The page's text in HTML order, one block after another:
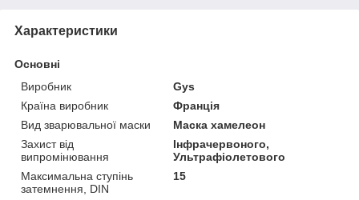
Характеристики
Основні
Виробник
Gys
Країна виробник
Франція
Вид зварювальної маски
Маска хамелеон
Захист від
випромінювання
Інфрачервоного,
Ультрафіолетового
Максимальна ступінь
затемнення, DIN
15